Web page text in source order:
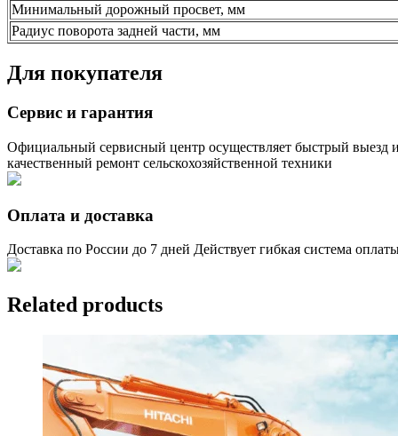
Минимальный дорожный просвет, мм
Радиус поворота задней части, мм
Для покупателя
Сервис и гарантия
Официальный сервисный центр осуществляет быстрый выезд
качественный ремонт сельскохозяйственной техники
Оплата и доставка
Доставка по России до 7 дней Действует гибкая система
Related products